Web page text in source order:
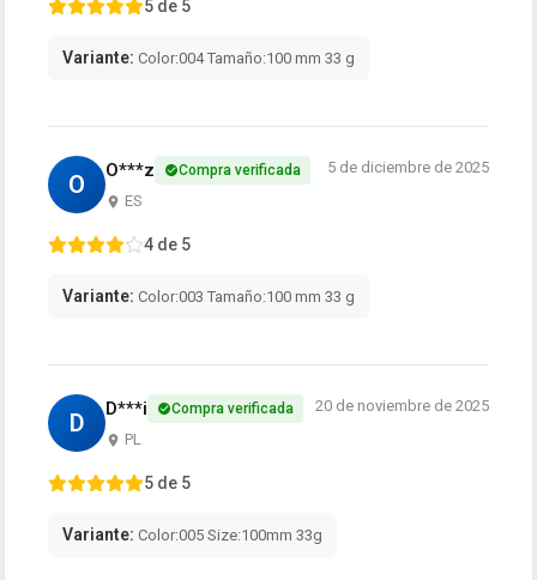
5 de 5
Variante: Color:004 Tamaño:100 mm 33 g
O O***z Compra verificada
ES
5 de diciembre de 2025
4 de 5
Variante: Color:003 Tamaño:100 mm 33 g
D D***i Compra verificada
PL
20 de noviembre de 2025
5 de 5
Variante: Color:005 Size:100mm 33g